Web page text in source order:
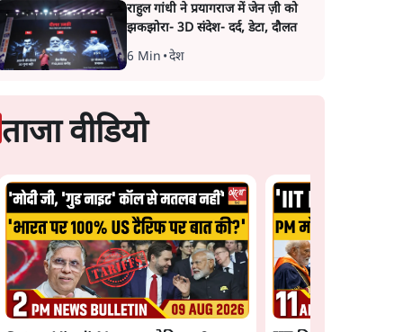
राहुल गांधी ने प्रयागराज में जेन ज़ी को
झकझोरा- 3D संदेश- दर्द, डेटा, दौलत
6 Min •देश
ताजा वीडियो